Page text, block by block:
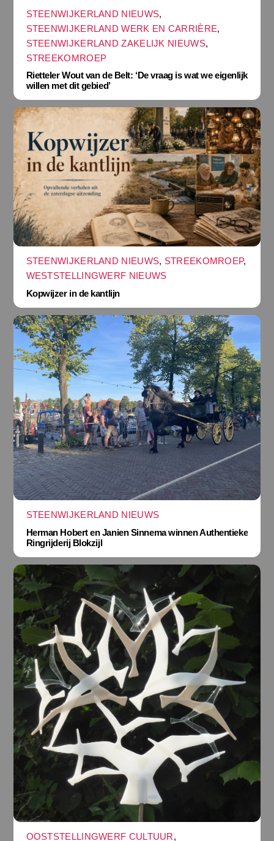
STEENWIJKERLAND NIEUWS,
STEENWIJKERLAND WERK EN CARRIÈRE,
STEENWIJKERLAND ZAKELIJK NIEUWS,
STREEKOMROEP
Rietteler Wout van de Belt: ‘De vraag is wat we eigenlijk
willen met dit gebied’
STEENWIJKERLAND NIEUWS, STREEKOMROEP,
WESTSTELLINGWERF NIEUWS
Kopwijzer in de kantlijn
STEENWIJKERLAND NIEUWS
Herman Hobert en Janien Sinnema winnen Authentieke
Ringrijderij Blokzijl
OOSTSTELLINGWERF CULTUUR,